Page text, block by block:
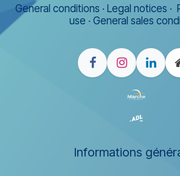
General conditions · Legal notices ·
use · General sales
Informations